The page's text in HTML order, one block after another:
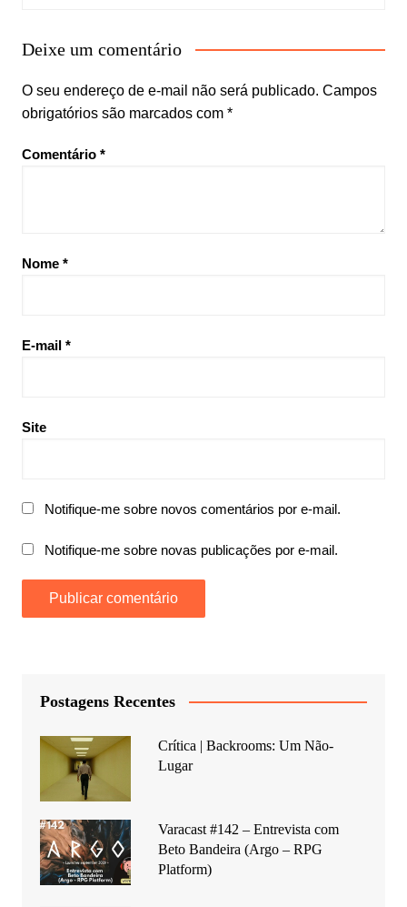
Deixe um comentário
O seu endereço de e-mail não será publicado. Campos
obrigatórios são marcados com *
Comentário *
Nome *
E-mail *
Site
Notifique-me sobre novos comentários por e-mail.
Notifique-me sobre novas publicações por e-mail.
Postagens Recentes
Crítica | Backrooms: Um Não-
Lugar
Varacast #142 – Entrevista com
Beto Bandeira (Argo – RPG
Platform)